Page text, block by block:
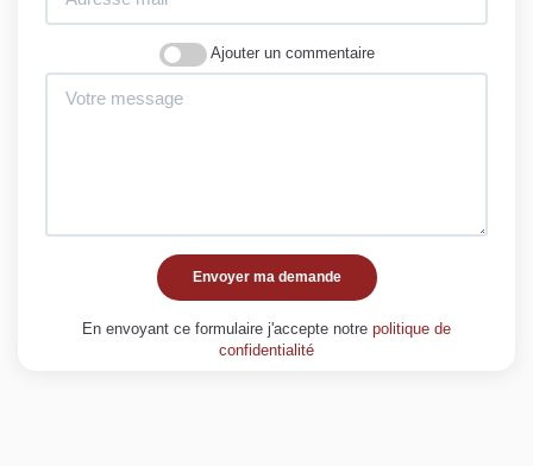
Ajouter un commentaire
Envoyer ma demande
En envoyant ce formulaire j'accepte notre politique de
confidentialité